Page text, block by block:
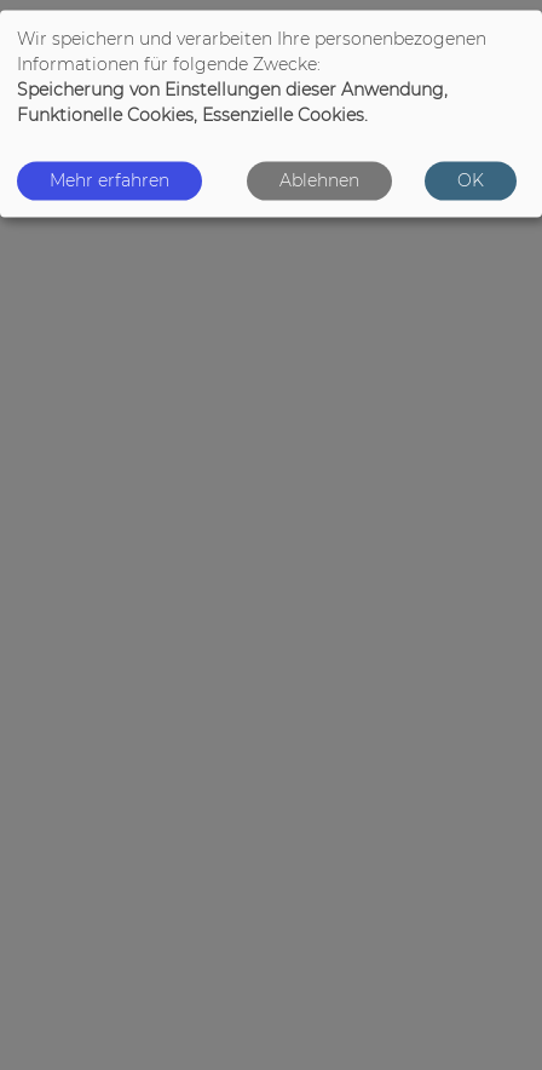
Wir speichern und verarbeiten Ihre personenbezogenen
Informationen für folgende Zwecke:
Speicherung von Einstellungen dieser Anwendung,
Funktionelle Cookies, Essenzielle Cookies.
Mehr erfahren Ablehnen OK